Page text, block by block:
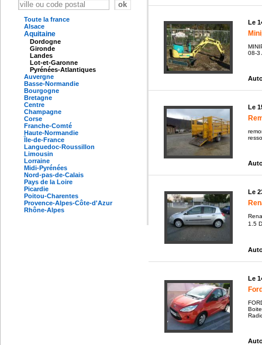
Toute la france
Alsace
Aquitaine
Dordogne
Gironde
Landes
Lot-et-Garonne
Pyrénées-Atlantiques
Auvergne
Basse-Normandie
Bourgogne
Bretagne
Centre
Champagne
Corse
Franche-Comté
Haute-Normandie
Île-de-France
Languedoc-Roussillon
Limousin
Lorraine
Midi-Pyrénées
Nord-pas-de-Calais
Pays de la Loire
Picardie
Poitou-Charentes
Provence-Alpes-Côte-d'Azur
Rhône-Alpes
Le
08-3
Le
Le
1.5
Le